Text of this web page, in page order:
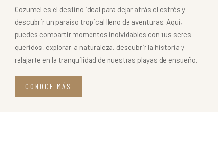
Cozumel es el destino ideal para dejar atrás el estrés y
descubrir un paraíso tropical lleno de aventuras. Aquí,
puedes compartir momentos inolvidables con tus seres
queridos, explorar la naturaleza, descubrir la historia y
relajarte en la tranquilidad de nuestras playas de ensueño.
CONOCE MÁS